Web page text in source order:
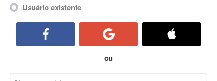
Active Directory
ActiveX Data Objects (ADO)
Usuário existente
ou